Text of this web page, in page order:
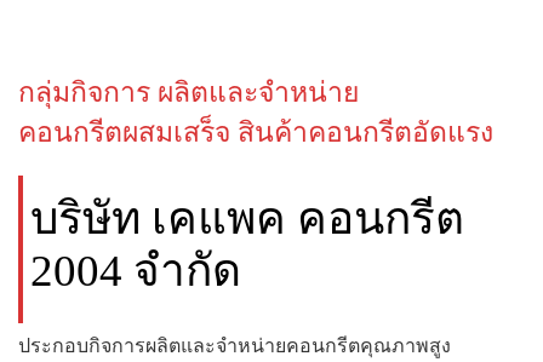
กลุ่มกิจการ ผลิตและจำหน่าย
คอนกรีตผสมเสร็จ สินค้าคอนกรีตอัดแรง
บริษัท เคแพค คอนกรีต
2004 จำกัด
ประกอบกิจการผลิตและจำหน่ายคอนกรีตคุณภาพสูง